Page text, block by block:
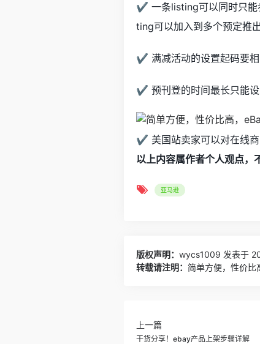
✔ 一条listing可以同时只能
ting可以加入到多个预定推
✔ 满减活动的设置起码要相
✔ 预刊登的时间最长只能
✔ 美国站卖家可以对在线商
以上内容属作者个人观点，
亚马逊
版权声明： wycs1009 发表于
转载请注明： 简单方便，性价比
上一篇
干货分享！ebay产品上架步骤详解